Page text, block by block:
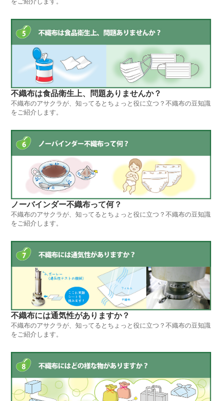
不織布は食品衛生上、問題ありませんか？
不織布のアサクラが、知ってるとちょっと役に立つ？不織布の豆知識
をご紹介します。
ノーバインダー不織布って何？
不織布のアサクラが、知ってるとちょっと役に立つ？不織布の豆知識
をご紹介します。
不織布には通気性がありますか？
不織布のアサクラが、知ってるとちょっと役に立つ？不織布の豆知識
をご紹介します。